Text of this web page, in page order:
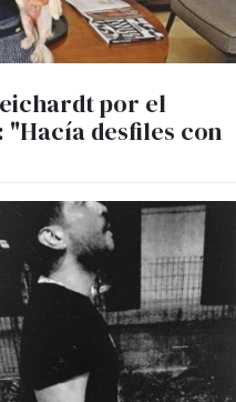
por el
desfiles con